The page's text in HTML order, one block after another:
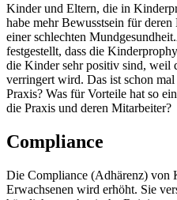
Kinder und Eltern, die in
habe mehr Bewusstsein für
einer schlechten
festgestellt, dass die
die Kinder sehr positiv sind, weil
verringert wird. Das ist schon
Praxis? Was für Vorteile hat so
die Praxis und deren Mitarbeiter?
Compliance
Die Compliance (Adhärenz) von
Erwachsenen wird erhöht. Sie